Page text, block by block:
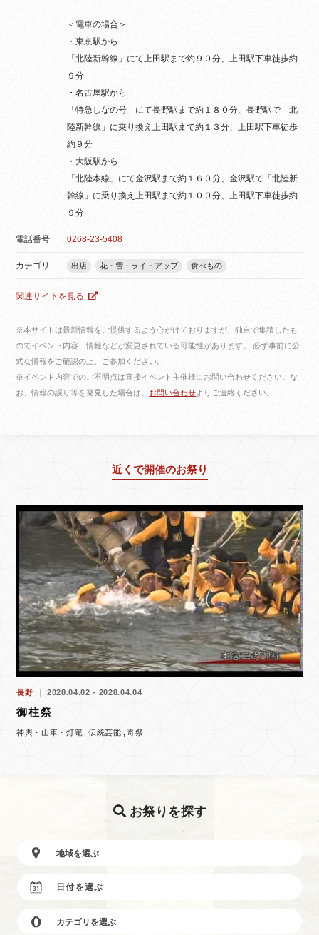
＜電車の場合＞
・東京駅から
「北陸新幹線」にて上田駅まで約９０分、上田駅下車徒歩約
９分
・名古屋駅から
「特急しなの号」にて長野駅まで約１８０分、長野駅で「北
陸新幹線」に乗り換え上田駅まで約１３分、上田駅下車徒歩
約９分
・大阪駅から
「北陸本線」にて金沢駅まで約１６０分、金沢駅で「北陸新
幹線」に乗り換え上田駅まで約１００分、上田駅下車徒歩約
９分
電話番号 0268-23-5408
カテゴリ 出店 花・雪・ライトアップ 食べもの
関連サイトを見る
※本サイトは最新情報をご提供するよう心がけておりますが、独自で集積したも
のでイベント内容、情報などが変更されている可能性があります。 必ず事前に公
式な情報をご確認の上、ご参加ください。
※イベント内容でのご不明点は直接イベント主催様にお問い合わせください。な
お、情報の誤り等を発見した場合は、 お問い合わせよりご連絡ください。
近くで開催のお祭り
長野 2028.04.02 - 2028.04.04
御柱祭
神輿・山車・灯篭 伝統芸能 奇祭
お祭りを探す